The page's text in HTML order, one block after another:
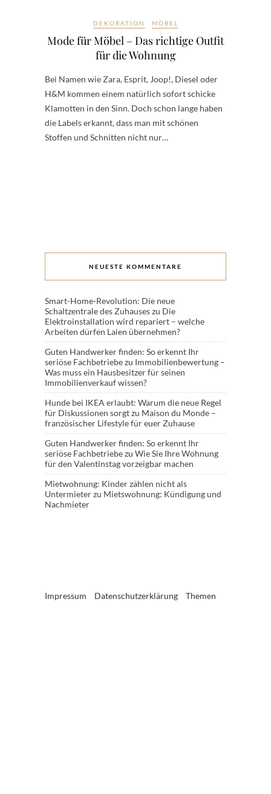
DEKORATION MÖBEL
Mode für Möbel – Das richtige Outfit
für die Wohnung
Bei Namen wie Zara, Esprit, Joop!, Diesel oder
H&M kommen einem natürlich sofort schicke
Klamotten in den Sinn. Doch schon lange haben
die Labels erkannt, dass man mit schönen
Stoffen und Schnitten nicht nur…
NEUESTE KOMMENTARE
Smart-Home-Revolution: Die neue
Schaltzentrale des Zuhauseszu Die
Elektroinstallation wird repariert – welche
Arbeiten dürfen Laien übernehmen?
Guten Handwerker finden: So erkennt Ihr
seriöse Fachbetriebezu Immobilienbewertung –
Was muss ein Hausbesitzer für seinen
Immobilienverkauf wissen?
Hunde bei IKEA erlaubt: Warum die neue Regel
für Diskussionen sorgtzu Maison du Monde –
französischer Lifestyle für euer Zuhause
Guten Handwerker finden: So erkennt Ihr
seriöse Fachbetriebezu Wie Sie Ihre Wohnung
für den Valentinstag vorzeigbar machen
Mietwohnung: Kinder zählen nicht als
Untermieterzu Mietswohnung: Kündigung und
Nachmieter
Impressum Datenschutzerklärung Themen